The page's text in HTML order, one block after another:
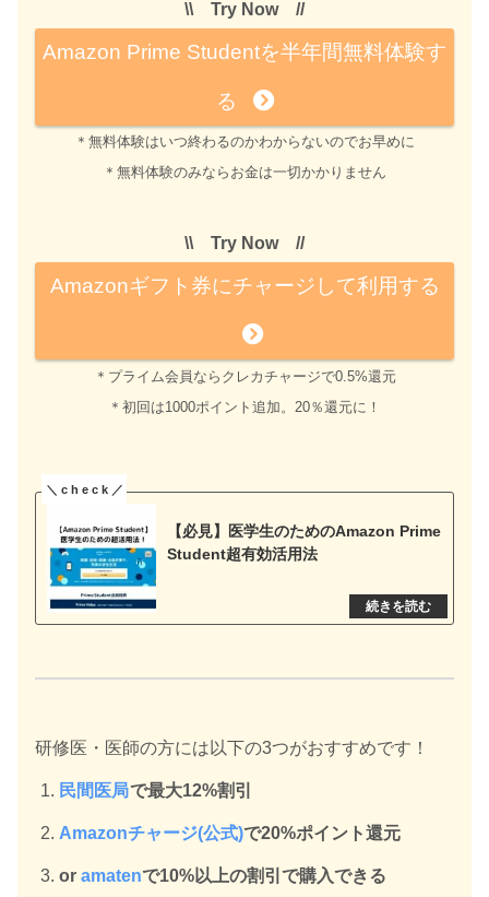
\\ Try Now //
Amazon Prime Studentを半年間無料体験す
る
＊無料体験はいつ終わるのかわからないのでお早めに
＊無料体験のみならお金は一切かかりません
\\ Try Now //
Amazonギフト券にチャージして利用する
＊プライム会員ならクレカチャージで0.5%還元
＊初回は1000ポイント追加。20％還元に！
【必見】医学生のためのAmazon Prime
Student超有効活用法
研修医・医師の方には以下の3つがおすすめです！
民間医局で最大12%割引
Amazonチャージ(公式)で20%ポイント還元
oramatenで10%以上の割引で購入できる